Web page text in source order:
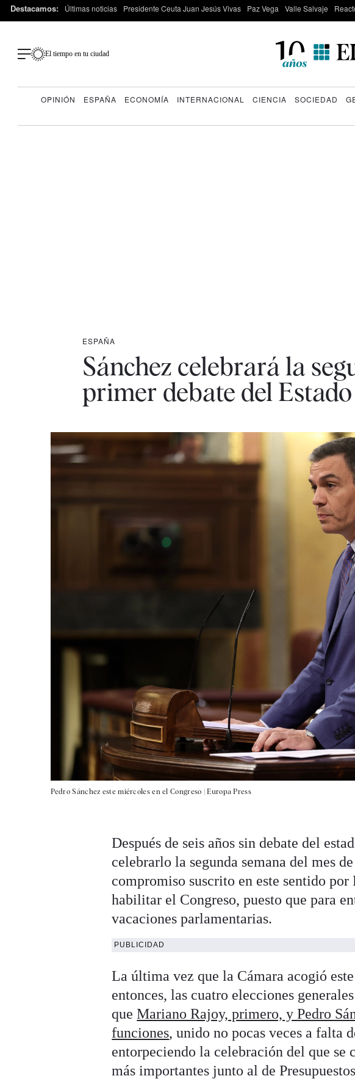
Destacamos: Últimas noticias Presidente Ceuta Juan Jesús Vivas Paz Vega Valle Salvaje
El tiempo en tu ciudad
OPINIÓN ESPAÑA ECONOMÍA INTERNACIONAL CIENCIA SOCIEDAD
ESPAÑA
Sánchez celebrará la
primer debate del
Pedro Sánchez este miércoles en el Congreso |Europa Press
Después de seis años sin debate del
celebrarlo la segunda semana del mes
compromiso suscrito en este sentido por
habilitar el Congreso, puesto que para
vacaciones parlamentarias.
PUBLICIDAD
La última vez que la Cámara acogió
entonces, las cuatro elecciones
queMariano Rajoy, primero, y Pedro
funciones, unido no pocas veces a falta
entorpeciendo la celebración del que se
más importantes junto al de